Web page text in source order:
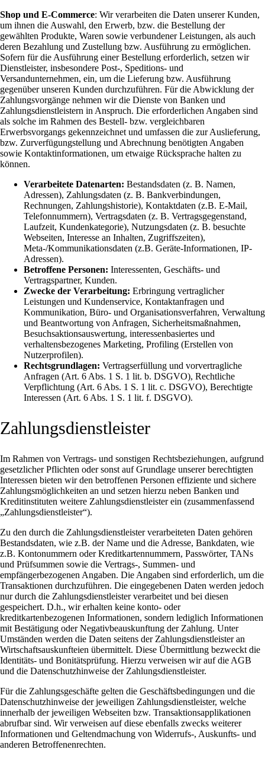
Shop und E-Commerce: Wir verarbeiten die Daten unserer Kunden,
um ihnen die Auswahl, den Erwerb, bzw. die Bestellung der
gewählten Produkte, Waren sowie verbundener Leistungen, als auch
deren Bezahlung und Zustellung bzw. Ausführung zu ermöglichen.
Sofern für die Ausführung einer Bestellung erforderlich, setzen wir
Dienstleister, insbesondere Post-, Speditions- und
Versandunternehmen, ein, um die Lieferung bzw. Ausführung
gegenüber unseren Kunden durchzuführen. Für die Abwicklung der
Zahlungsvorgänge nehmen wir die Dienste von Banken und
Zahlungsdienstleistern in Anspruch. Die erforderlichen Angaben sind
als solche im Rahmen des Bestell- bzw. vergleichbaren
Erwerbsvorgangs gekennzeichnet und umfassen die zur Auslieferung,
bzw. Zurverfügungstellung und Abrechnung benötigten Angaben
sowie Kontaktinformationen, um etwaige Rücksprache halten zu
können.
Verarbeitete Datenarten: Bestandsdaten (z. B. Namen,
Adressen), Zahlungsdaten (z. B. Bankverbindungen,
Rechnungen, Zahlungshistorie), Kontaktdaten (z.B. E-Mail,
Telefonnummern), Vertragsdaten (z. B. Vertragsgegenstand,
Laufzeit, Kundenkategorie), Nutzungsdaten (z. B. besuchte
Webseiten, Interesse an Inhalten, Zugriffszeiten),
Meta-/Kommunikationsdaten (z.B. Geräte-Informationen, IP-
Adressen).
Betroffene Personen: Interessenten, Geschäfts- und
Vertragspartner, Kunden.
Zwecke der Verarbeitung: Erbringung vertraglicher
Leistungen und Kundenservice, Kontaktanfragen und
Kommunikation, Büro- und Organisationsverfahren, Verwaltung
und Beantwortung von Anfragen, Sicherheitsmaßnahmen,
Besuchsaktionsauswertung, interessenbasiertes und
verhaltensbezogenes Marketing, Profiling (Erstellen von
Nutzerprofilen).
Rechtsgrundlagen: Vertragserfüllung und vorvertragliche
Anfragen (Art. 6 Abs. 1 S. 1 lit. b. DSGVO), Rechtliche
Verpflichtung (Art. 6 Abs. 1 S. 1 lit. c. DSGVO), Berechtigte
Interessen (Art. 6 Abs. 1 S. 1 lit. f. DSGVO).
Zahlungsdienstleister
Im Rahmen von Vertrags- und sonstigen Rechtsbeziehungen, aufgrund
gesetzlicher Pflichten oder sonst auf Grundlage unserer berechtigten
Interessen bieten wir den betroffenen Personen effiziente und sichere
Zahlungsmöglichkeiten an und setzen hierzu neben Banken und
Kreditinstituten weitere Zahlungsdienstleister ein (zusammenfassend
„Zahlungsdienstleister“).
Zu den durch die Zahlungsdienstleister verarbeiteten Daten gehören
Bestandsdaten, wie z.B. der Name und die Adresse, Bankdaten, wie
z.B. Kontonummern oder Kreditkartennummern, Passwörter, TANs
und Prüfsummen sowie die Vertrags-, Summen- und
empfängerbezogenen Angaben. Die Angaben sind erforderlich, um die
Transaktionen durchzuführen. Die eingegebenen Daten werden jedoch
nur durch die Zahlungsdienstleister verarbeitet und bei diesen
gespeichert. D.h., wir erhalten keine konto- oder
kreditkartenbezogenen Informationen, sondern lediglich Informationen
mit Bestätigung oder Negativbeauskunftung der Zahlung. Unter
Umständen werden die Daten seitens der Zahlungsdienstleister an
Wirtschaftsauskunfteien übermittelt. Diese Übermittlung bezweckt die
Identitäts- und Bonitätsprüfung. Hierzu verweisen wir auf die AGB
und die Datenschutzhinweise der Zahlungsdienstleister.
Für die Zahlungsgeschäfte gelten die Geschäftsbedingungen und die
Datenschutzhinweise der jeweiligen Zahlungsdienstleister, welche
innerhalb der jeweiligen Webseiten bzw. Transaktionsapplikationen
abrufbar sind. Wir verweisen auf diese ebenfalls zwecks weiterer
Informationen und Geltendmachung von Widerrufs-, Auskunfts- und
anderen Betroffenenrechten.